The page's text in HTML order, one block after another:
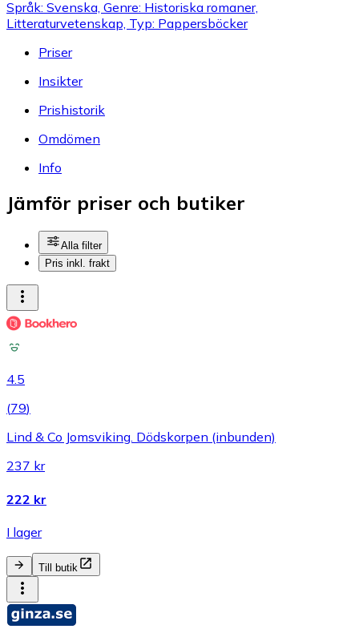
Språk: Svenska, Genre: Historiska romaner,
Litteraturvetenskap, Typ: Pappersböcker
Priser
Insikter
Prishistorik
Omdömen
Info
Jämför priser och butiker
Alla filter
Pris inkl. frakt
4.5
(79)
Lind & Co Jomsviking. Dödskorpen (inbunden)
237 kr
222 kr
I lager
Till butik